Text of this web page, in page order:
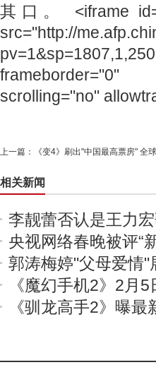
其口。 <iframe
src="http://
frameborder="0"
scrolling="no"
上一篇： 《变4》刷出"中国最高票房" 全
相关新闻
李靓蕾否认是王力
央视网络春晚被评“
郭涛梅婷"父母爱情
《魔幻手机2》2月
《驯龙高手2》曝